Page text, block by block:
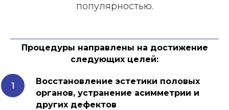
популярностью.
Процедуры направлены на достижение
следующих целей:
Восстановление эстетики половых
органов, устранение асимметрии и
других дефектов